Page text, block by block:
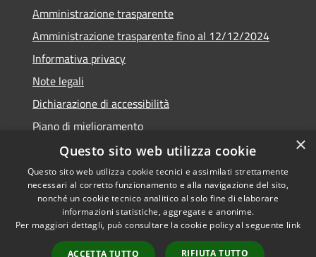
Amministrazione trasparente
Amministrazione trasparente fino al 12/12/2024
Informativa privacy
Note legali
Dichiarazione di accessibilità
Piano di miglioramento
Accessibility
Privacy
Copyright © 2026 • Town of •
Powered byMunicipium
Admin access
×
Questo sito web utilizza cookie
Questo sito web utilizza cookie tecnici e assimilati strettamente
necessari al corretto funzionamento e alla navigazione del sito,
nonché un cookie tecnico analitico al solo fine di elaborare
informazioni statistiche, aggregate e anonime.
Per maggiori dettagli, può consultare la cookie policy al seguente link
ACCETTA TUTTO RIFIUTA TUTTO